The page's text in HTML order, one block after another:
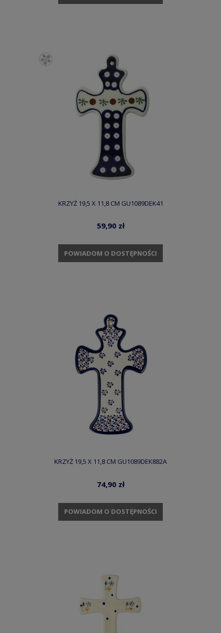
KRZYŻ 19,5 X 11,8 CM GU1089DEK41
59,90 zł
POWIADOM O DOSTĘPNOŚCI
KRZYŻ 19,5 X 11,8 CM GU1089DEK882A
74,90 zł
POWIADOM O DOSTĘPNOŚCI